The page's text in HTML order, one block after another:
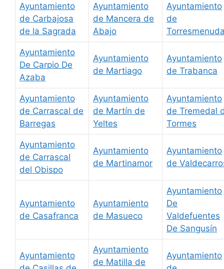
Ayuntamiento
de Carbajosa
de la Sagrada
Ayuntamiento
de Mancera de
Abajo
Ayuntamiento
de
Ayuntamiento
De Carpio De
Azaba
Ayuntamiento
de Martiago
Ayuntamiento
de Trabanca
Ayuntamiento
de Carrascal de
Barregas
Ayuntamiento
de Martín de
Yeltes
Ayuntamiento
de Tremedal
Tormes
Ayuntamiento
de Carrascal
del Obispo
Ayuntamiento
de Martinamor
Ayuntamiento
de
Ayuntamiento
de Casafranca
Ayuntamiento
de Masueco
Ayuntamiento
De
Valdefuentes
De Sangusín
Ayuntamiento
Ayuntamiento
de Matilla de
Ayuntamiento